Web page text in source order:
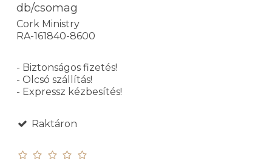
db/csomag
Cork Ministry
RA-161840-8600
- Biztonságos fizetés!
- Olcsó szállítás!
- Expressz kézbesítés!
Raktáron